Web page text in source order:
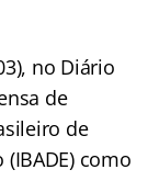
no Diário
de
de
como